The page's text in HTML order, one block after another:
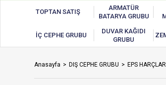
TOPTAN SATIŞ
ARMATÜR
BATARYA GRUBU
İÇ CEPHE GRUBU
DUVAR KAĞIDI
GRUBU
Anasayfa DIŞ CEPHE GRUBU EPS HARÇLARI